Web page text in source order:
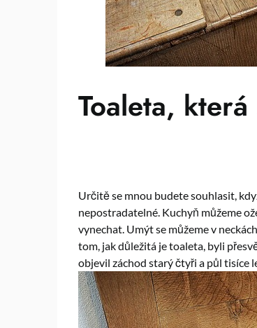
Toaleta,
Určitě se mnou budete souhlasit,
nepostradatelné. Kuchyň můžeme
vynechat. Umýt se můžeme v
tom, jak důležitá je toaleta, byli
objevil záchod starý čtyři a půl tisíce